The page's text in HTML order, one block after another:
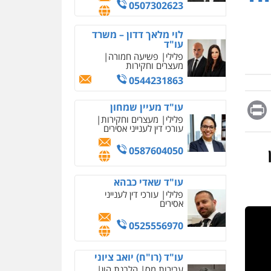
Message
Print
0507302623
לוי מלאך דדון – משרד
עו"ד
פלילי פשיעה חמורה
מעצרים וחקירות
0544231863
עו"ד מעיין שמחון
פלילי מעצרים וחקירות
עורכי דין לענייני אסירים
0587604050
עו"ד שאדי כבהא
פלילי עורכי דין לענייני
אסירים
0525556970
עו"ד (רו"ח) יואב ציוני
מחיקת כתבות מגוגל
ודחיקת אזכורים שליליים
שירותים מקצועיים לעורכי
דין
0522508109
אחסון אתרים
מהירות הגנה גיבוי
תמיכה שירותים מקצועיים
לעורכי דין
מרכז התחלה חדשה
אסירים עבירות מין
שירותים מקצועיים לעורכי
דין
0544500346
מאיה בלום, עו"ס,
טיפול ושיקום
טיפול בהתמכרויות
שירותים מקצועיים לעורכי
דין
אבי שקד מונה
כחבר ועדת איסור הלבנת הון